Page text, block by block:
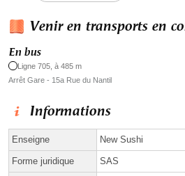
Venir en transports en
En bus
Ligne 705, à 485 m
Arrêt Gare - 15a Rue du Nantil
Informations
Enseigne New Sushi
Forme juridique SAS